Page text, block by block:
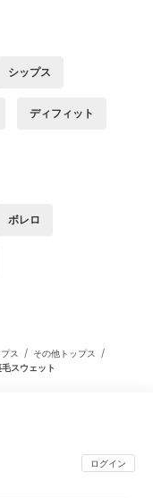
シップス
ディフィット
ボレロ
ス / その他トップス /
スウェット
ログイン